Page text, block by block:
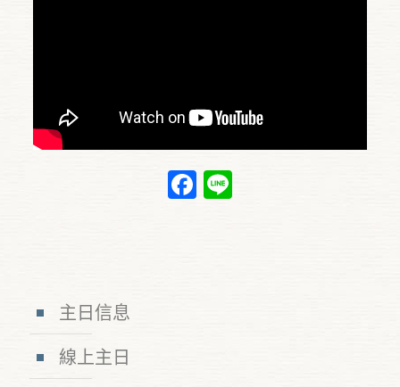
Facebook
主日信息
線上主日